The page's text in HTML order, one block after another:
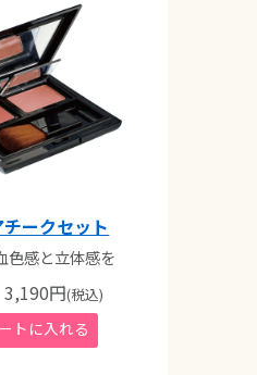
ークセット
色感と立体感を
3,190円(税込)